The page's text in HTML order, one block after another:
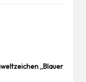
„Blauer